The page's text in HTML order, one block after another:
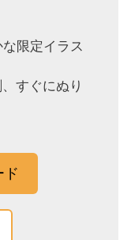
限定イラス
すぐにぬり
ド